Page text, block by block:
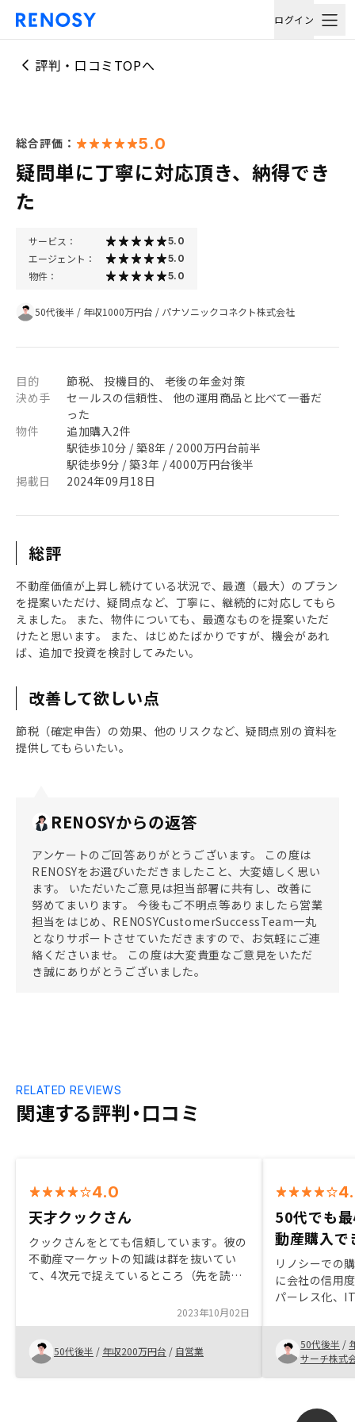
ログイン
評判・口コミTOPへ
総合評価： 5.0
疑問単に丁寧に対応頂き、納得でき
た
サービス： 5.0
エージェント： 5.0
物件： 5.0
50代後半 / 年収1000万円台 / パナソニックコネクト株式会社
目的
節税、 投機目的、 老後の年金対策
決め手
セールスの信頼性、 他の運用商品と比べて一番だ
った
物件
追加購入2件
駅徒歩10分 / 築8年 / 2000万円台前半
駅徒歩9分 / 築3年 / 4000万円台後半
掲載日
2024年09月18日
総評
不動産価値が上昇し続けている状況で、最適（最大）のプラン
を提案いただけ、疑問点など、丁寧に、継続的に対応してもら
えました。 また、物件についても、最適なものを提案いただ
けたと思います。 また、はじめたばかりですが、機会があれ
ば、追加で投資を検討してみたい。
改善して欲しい点
節税（確定申告）の効果、他のリスクなど、疑問点別の資料を
提供してもらいたい。
RENOSYからの返答
アンケートのご回答ありがとうございます。 この度は
RENOSYをお選びいただきましたこと、大変嬉しく思い
ます。 いただいたご意見は担当部署に共有し、改善に
努めてまいります。 今後もご不明点等ありましたら営業
担当をはじめ、RENOSYCustomerSuccessTeam一丸
となりサポートさせていただきますので、お気軽にご連
絡くださいませ。 この度は大変貴重なご意見をいただ
き誠にありがとうございました。
関連する評判・口コミ
RELATED REVIEWS
4.0
天才クックさん
クックさんをとても信頼しています。彼の
不動産マーケットの知識は群を抜いてい
て、4次元で捉えているところ（先を読ん
んはじめ、他のスタッフも気持ちの良い対
応ですし、フレンドリーなところもありが
たいです。最後にアプリの力が群を抜いて
います。恐らく色々と特許もお取りだと思
いますが、複数件の物件を保有している人
2023年10月02日
50代後半 / 年収200万円台 / 自営業
50代でも
動産購入で
リノシーでの
に会社の信用
パーレス化、
第2に50歳以
ができたこと
から出来たこ
が取り扱う物
数の多さと手
50代後半 /
サーチ株式